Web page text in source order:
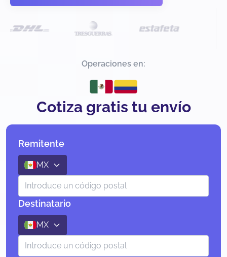
Operaciones en:
Cotiza gratis tu envío
Remitente
MX
Destinatario
MX